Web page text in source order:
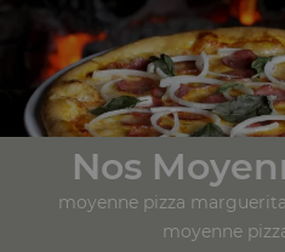
Nos
moyenne pizza
moyenne